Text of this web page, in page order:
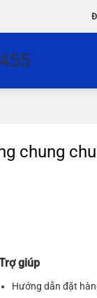
chung
giúp
Hướng dẫn đặt